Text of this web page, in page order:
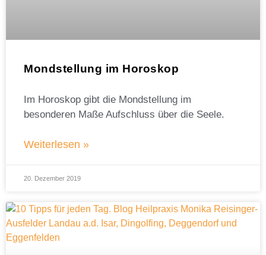
Mondstellung im Horoskop
Im Horoskop gibt die Mondstellung im
besonderen Maße Aufschluss über die Seele.
Weiterlesen »
20. Dezember 2019